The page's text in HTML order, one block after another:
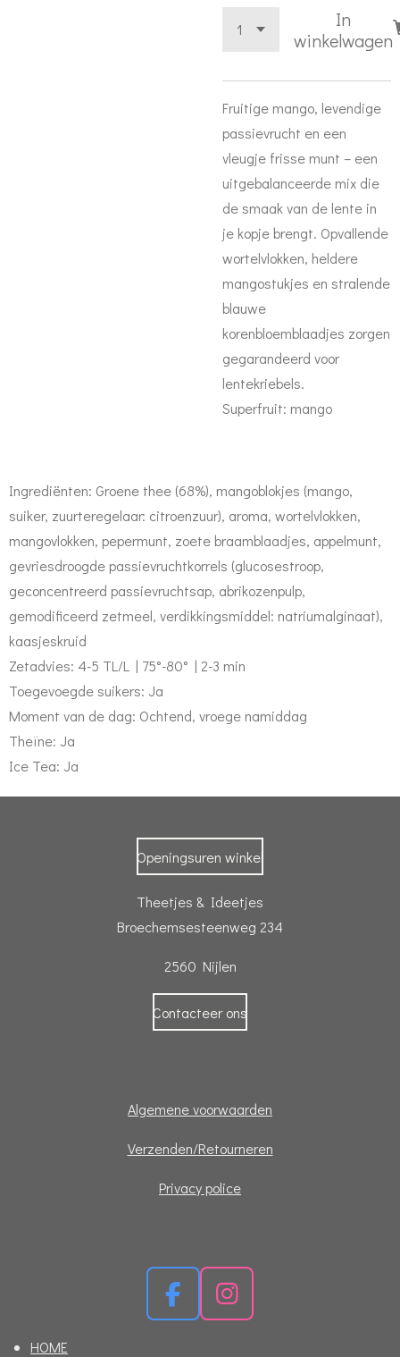
In
winkelwagen
Fruitige mango, levendige
passievrucht en een
vleugje frisse munt – een
uitgebalanceerde mix die
de smaak van de lente in
je kopje brengt. Opvallende
wortelvlokken, heldere
mangostukjes en stralende
blauwe
korenbloemblaadjes zorgen
gegarandeerd voor
lentekriebels.
Superfruit: mango
Ingrediënten: Groene thee (68%), mangoblokjes (mango,
suiker, zuurteregelaar: citroenzuur), aroma, wortelvlokken,
mangovlokken, pepermunt, zoete braamblaadjes, appelmunt,
gevriesdroogde passievruchtkorrels (glucosestroop,
geconcentreerd passievruchtsap, abrikozenpulp,
gemodificeerd zetmeel, verdikkingsmiddel: natriumalginaat),
kaasjeskruid
Zetadvies: 4-5 TL/L | 75°-80° | 2-3 min
Toegevoegde suikers: Ja
Moment van de dag: Ochtend, vroege namiddag
Theïne: Ja
Ice Tea: Ja
Openingsuren winkel
Theetjes & Ideetjes
Broechemsesteenweg 234
2560 Nijlen
Contacteer ons
Algemene voorwaarden
Verzenden/Retourneren
Privacy police
F
a
I
n
HOME